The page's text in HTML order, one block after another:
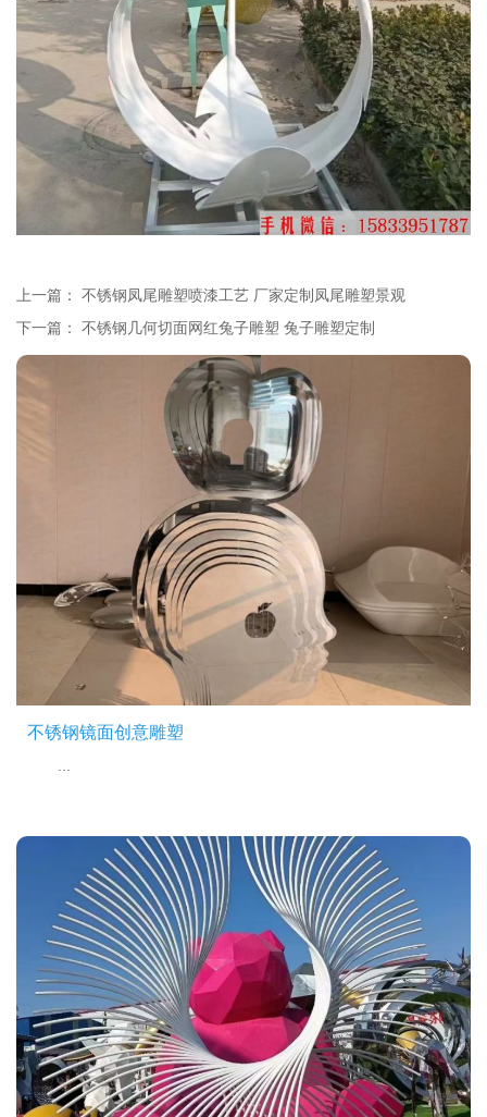
上一篇： 不锈钢凤尾雕塑喷漆工艺 厂家定制凤尾雕塑景观
下一篇： 不锈钢几何切面网红兔子雕塑 兔子雕塑定制
不锈钢镜面创意雕塑